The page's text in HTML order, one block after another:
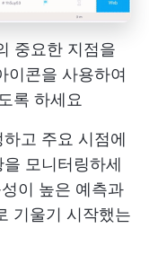
중요한 지점을
이콘을 사용하여
록 하세요
고 주요 시점에
모니터링하세
이 높은 예측과
기울기 시작했는